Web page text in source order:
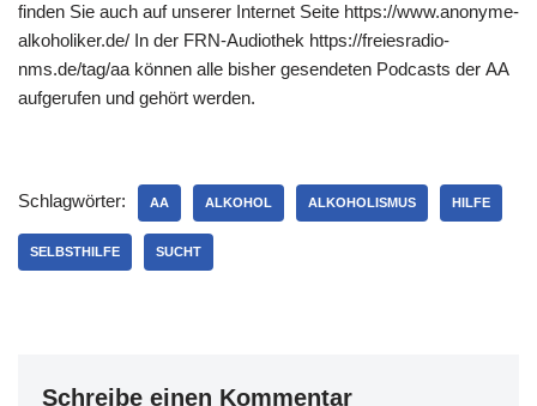
finden Sie auch auf unserer Internet Seite https://www.anonyme-
alkoholiker.de/ In der FRN-Audiothek https://freiesradio-
nms.de/tag/aa können alle bisher gesendeten Podcasts der AA
aufgerufen und gehört werden.
Schlagwörter: AA ALKOHOL ALKOHOLISMUS HILFE
SELBSTHILFE SUCHT
Schreibe einen Kommentar